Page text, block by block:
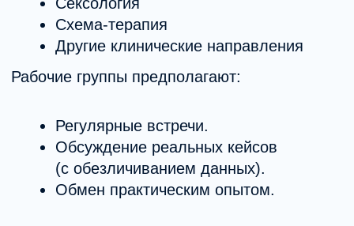
и качество взаимодействия внутри
сообщества.
+7